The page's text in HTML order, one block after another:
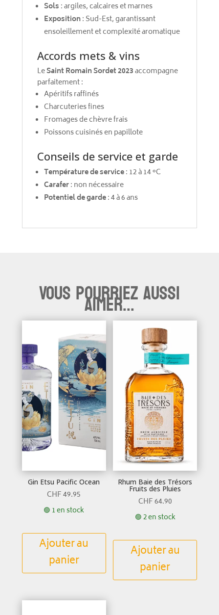
Sols : argiles, calcaires et marnes
Exposition: Sud-Est, garantissant
ensoleillement et complexité aromatique
Accords mets & vins
LeSaint Romain Sordet 2023accompagne
parfaitement :
Apéritifs raffinés
Charcuteries fines
Fromages de chèvre frais
Poissons cuisinés en papillote
Conseils de service et garde
Température de service: 12 à 14 °C
Carafer: non nécessaire
Potentiel de garde: 4 à 6 ans
Vous pourriez aussi
aimer...
Gin Etsu Pacific Ocean
CHF49.95
🟢 1 en stock
Ajouter au
panier
Rhum Baie des Trésors
Fruits des Pluies
CHF64.90
🟢 2 en stock
Ajouter au
panier